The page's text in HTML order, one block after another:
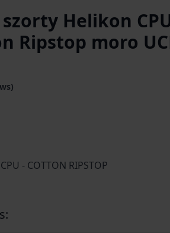
Helikon CPU
Ripstop moro
- COTTON RIPSTOP